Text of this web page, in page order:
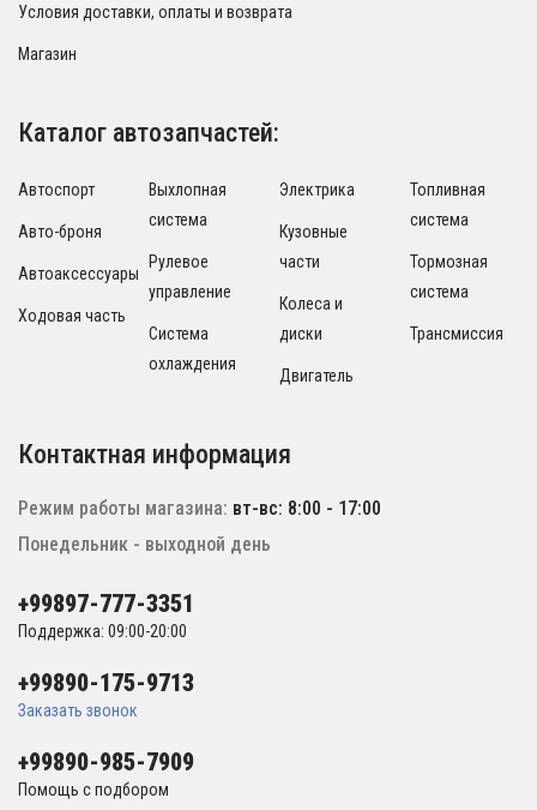
Условия доставки, оплаты и возврата
Магазин
Каталог автозапчастей:
Автоспорт
Авто-броня
Автоаксессуары
Ходовая часть
Выхлопная
система
Рулевое
управление
Система
охлаждения
Электрика
Кузовные
части
Колеса и
диски
Двигатель
Топливная
система
Тормозная
система
Трансмиссия
Контактная информация
Режим работы магазина: вт-вс: 8:00 - 17:00
Понедельник - выходной день
+99897-777-3351
Поддержка: 09:00-20:00
+99890-175-9713
Заказать звонок
+99890-985-7909
Помощь с подбором